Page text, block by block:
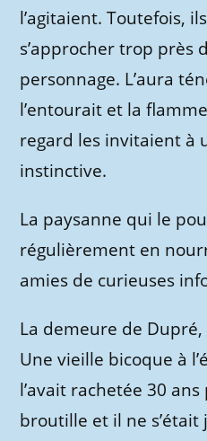
l’agitaient. Toutefois,
s’approcher trop près
personnage. L’aura
l’entourait et la
regard les invitaient à
instinctive.
La paysanne qui le
régulièrement en
amies de curieuses
La demeure de
Une vieille bicoque à
l’avait rachetée 30
broutille et il ne s’était